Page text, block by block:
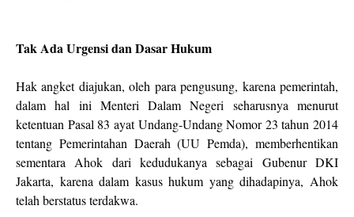
Tak Ada Urgensi dan Dasar Hukum
Hak angket diajukan, oleh para pengusung, karena pemerintah,
dalam hal ini Menteri Dalam Negeri seharusnya menurut
ketentuan Pasal 83 ayat Undang-Undang Nomor 23 tahun 2014
tentang Pemerintahan Daerah (UU Pemda), memberhentikan
sementara Ahok dari kedudukanya sebagai Gubenur DKI
Jakarta, karena dalam kasus hukum yang dihadapinya, Ahok
telah berstatus terdakwa.